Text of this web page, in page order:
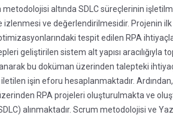
altında SDLC süreçlerinin
izlenmesi ve değerlendirilmesidir. Projenin ilk
tespit edilen RPA
geliştirilen sistem alt yapısı aracılığıyla
bu doküman üzerinden talepteki
işin eforu hesaplanmaktadır.
RPA projeleri oluşturulmakta ve
alınmaktadır. Scrum metodolojisi ve